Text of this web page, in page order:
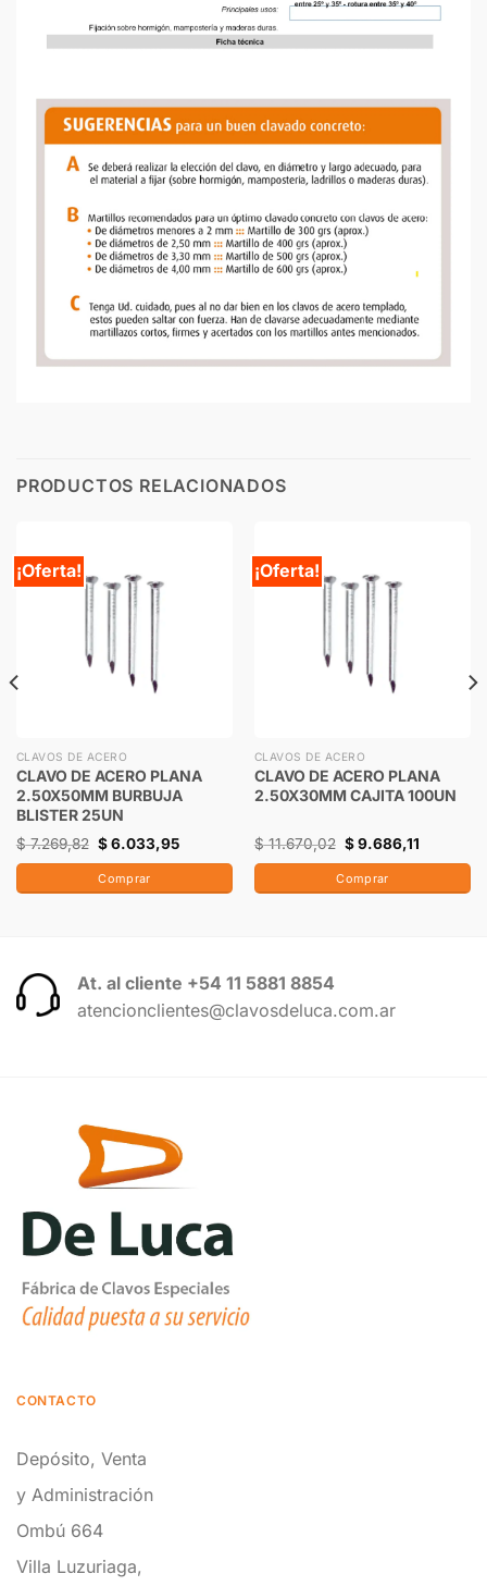
PRODUCTOS RELACIONADOS
¡Oferta!
CLAVOS DE ACERO
CLAVO DE ACERO PLANA
2.50X50MM BURBUJA
BLISTER 25UN
$7.269,82 $6.033,95
Comprar
¡Oferta!
CLAVOS DE ACERO
CLAVO DE ACERO PLANA
2.50X30MM CAJITA 100UN
$11.670,02 $9.686,11
Comprar
At. al cliente +54 11 5881 8854
atencionclientes@clavosdeluca.com.ar
CONTACTO
Depósito, Venta
y Administración
Ombú 664
Villa Luzuriaga,